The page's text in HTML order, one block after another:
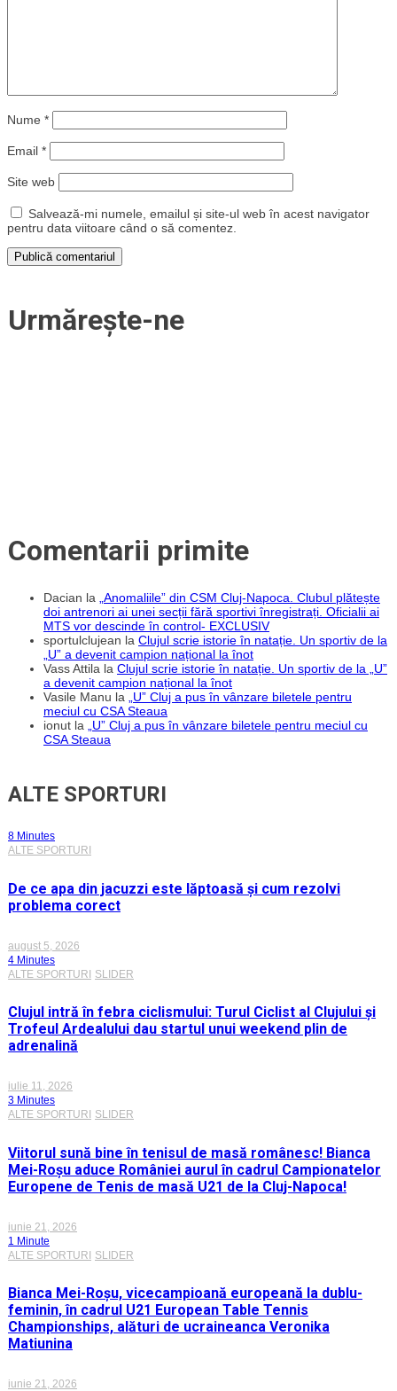
Nume *
Email *
Site web
Salvează-mi numele, emailul și site-ul web în acest navigator
pentru data viitoare când o să comentez.
Urmărește-ne
Comentarii primite
Dacian la „Anomaliile” din CSM Cluj-Napoca. Clubul plătește
doi antrenori ai unei secții fără sportivi înregistrați. Oficialii ai
MTS vor descinde în control- EXCLUSIV
sportulclujean la Clujul scrie istorie în natație. Un sportiv de la
„U” a devenit campion național la înot
Vass Attila la Clujul scrie istorie în natație. Un sportiv de la „U”
a devenit campion național la înot
Vasile Manu la „U” Cluj a pus în vânzare biletele pentru
meciul cu CSA Steaua
ionut la „U” Cluj a pus în vânzare biletele pentru meciul cu
CSA Steaua
ALTE SPORTURI
8 Minutes
ALTE SPORTURI
De ce apa din jacuzzi este lăptoasă și cum rezolvi
problema corect
august 5, 2026
4 Minutes
ALTE SPORTURI SLIDER
Clujul intră în febra ciclismului: Turul Ciclist al Clujului și
Trofeul Ardealului dau startul unui weekend plin de
adrenalină
iulie 11, 2026
3 Minutes
ALTE SPORTURI
SLIDER
Viitorul sună bine în tenisul de masă românesc! Bianca
Mei-Roșu aduce României aurul în cadrul Campionatelor
Europene de Tenis de masă U21 de la Cluj-Napoca!
iunie 21, 2026
1 Minute
ALTE SPORTURI SLIDER
Bianca Mei-Roșu, vicecampioană europeană la dublu-
feminin, în cadrul U21 European Table Tennis
Championships, alături de ucraineanca Veronika
Matiunina
iunie 21, 2026